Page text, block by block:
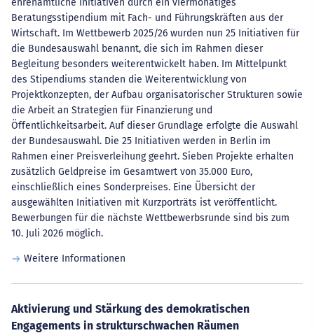
ehrenamtliche Initiativen durch ein viermonatiges
Beratungsstipendium mit Fach- und Führungskräften aus der
Wirtschaft. Im Wettbewerb 2025/26 wurden nun 25 Initiativen für
die Bundesauswahl benannt, die sich im Rahmen dieser
Begleitung besonders weiterentwickelt haben. Im Mittelpunkt
des Stipendiums standen die Weiterentwicklung von
Projektkonzepten, der Aufbau organisatorischer Strukturen sowie
die Arbeit an Strategien für Finanzierung und
Öffentlichkeitsarbeit. Auf dieser Grundlage erfolgte die Auswahl
der Bundesauswahl. Die 25 Initiativen werden in Berlin im
Rahmen einer Preisverleihung geehrt. Sieben Projekte erhalten
zusätzlich Geldpreise im Gesamtwert von 35.000 Euro,
einschließlich eines Sonderpreises. Eine Übersicht der
ausgewählten Initiativen mit Kurzporträts ist veröffentlicht.
Bewerbungen für die nächste Wettbewerbsrunde sind bis zum
10. Juli 2026 möglich.
Weitere Informationen
Aktivierung und Stärkung des demokratischen
Engagements in strukturschwachen Räumen